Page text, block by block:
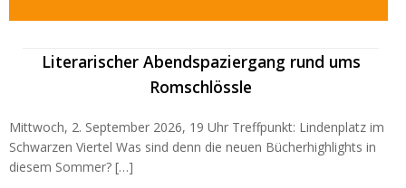
Literarischer Abendspaziergang rund ums
Romschlössle
Mittwoch, 2. September 2026, 19 Uhr Treffpunkt: Lindenplatz im
Schwarzen Viertel Was sind denn die neuen Bücherhighlights in
diesem Sommer? […]